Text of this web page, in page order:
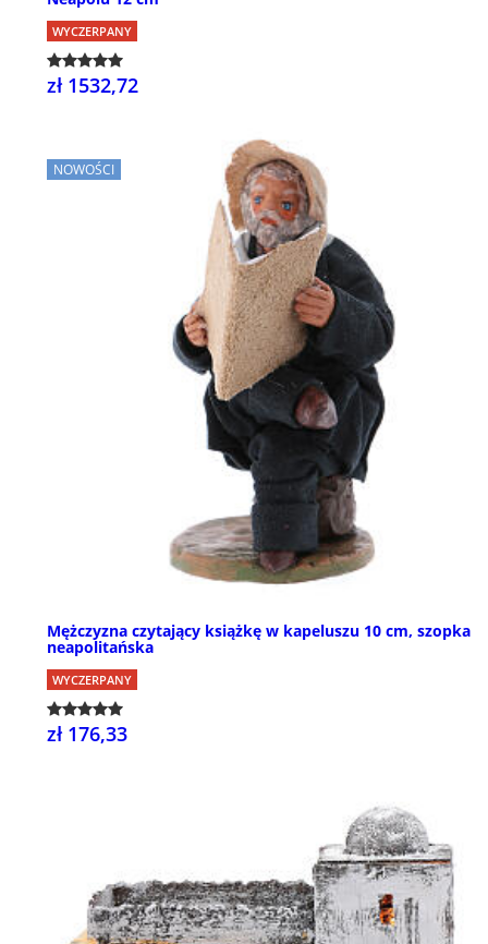
WYCZERPANY
zł 1532,72
NOWOŚCI
Mężczyzna czytający książkę w kapeluszu 10 cm, szopka
neapolitańska
WYCZERPANY
zł 176,33